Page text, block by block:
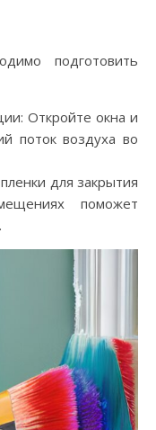
подготовить
Откройте окна и
поток воздуха во
для закрытия
поможет